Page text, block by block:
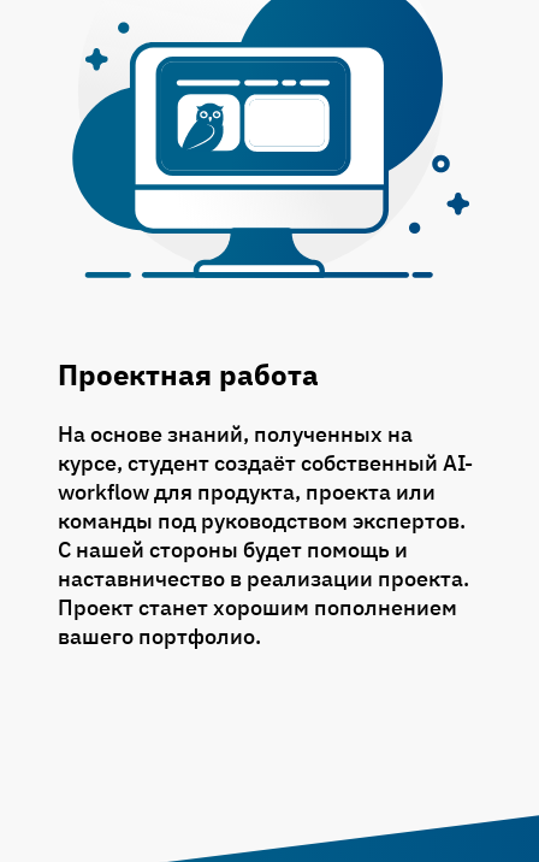
Проектная работа
На основе знаний, полученных на
курсе, студент создаёт собственный AI-
workflow для продукта, проекта или
команды под руководством экспертов.
С нашей стороны будет помощь и
наставничество в реализации проекта.
Проект станет хорошим пополнением
вашего портфолио.